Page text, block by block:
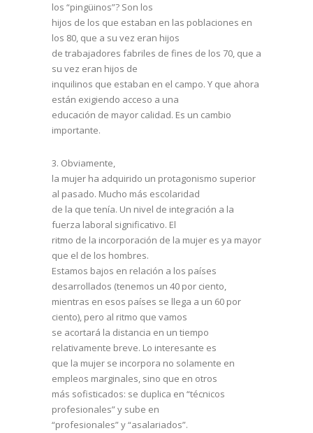
los “pingüinos”? Son los
hijos de los que estaban en las poblaciones en
los 80, que a su vez eran hijos
de trabajadores fabriles de fines de los 70, que a
su vez eran hijos de
inquilinos que estaban en el campo. Y que ahora
están exigiendo acceso a una
educación de mayor calidad. Es un cambio
importante.
3. Obviamente,
la mujer ha adquirido un protagonismo superior
al pasado. Mucho más escolaridad
de la que tenía. Un nivel de integración a la
fuerza laboral significativo. El
ritmo de la incorporación de la mujer es ya mayor
que el de los hombres.
Estamos bajos en relación a los países
desarrollados (tenemos un 40 por ciento,
mientras en esos países se llega a un 60 por
ciento), pero al ritmo que vamos
se acortará la distancia en un tiempo
relativamente breve. Lo interesante es
que la mujer se incorpora no solamente en
empleos marginales, sino que en otros
más sofisticados: se duplica en “técnicos
profesionales” y sube en
“profesionales” y “asalariados”.